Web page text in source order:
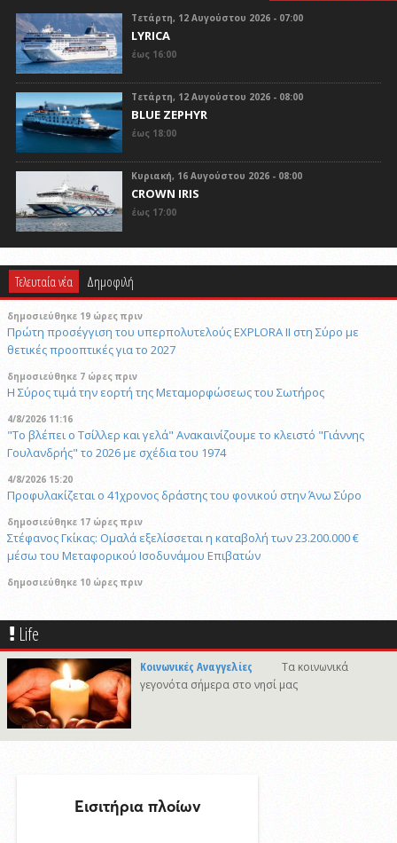
Τετάρτη, 12 Αυγούστου 2026 - 07:00
LYRICA
έως 16:00
Τετάρτη, 12 Αυγούστου 2026 - 08:00
BLUE ZEPHYR
έως 18:00
Κυριακή, 16 Αυγούστου 2026 - 08:00
CROWN IRIS
έως 17:00
Τελευταία νέα Δημοφιλή
δημοσιεύθηκε 19 ώρες πριν
Πρώτη προσέγγιση του υπερπολυτελούς EXPLORA II στη Σύρο με
θετικές προοπτικές για το 2027
δημοσιεύθηκε 7 ώρες πριν
Η Σύρος τιμά την εορτή της Μεταμορφώσεως του Σωτήρος
4/8/2026 11:16
"Το βλέπει ο Τσίλλερ και γελά" Ανακαινίζουμε το κλειστό "Γιάννης
Γουλανδρής" το 2026 με σχέδια του 1974
4/8/2026 15:20
Προφυλακίζεται ο 41χρονος δράστης του φονικού στην Άνω Σύρο
δημοσιεύθηκε 17 ώρες πριν
Στέφανος Γκίκας: Ομαλά εξελίσσεται η καταβολή των 23.200.000 €
μέσω του Μεταφορικού Ισοδυνάμου Επιβατών
δημοσιεύθηκε 10 ώρες πριν
29/4/2026 18:53
Συναγερμός στη Βόρεια Καρολίνα: Αναφορές για πολλούς νεκρούς και
τραυματίες μετά από πυροβολισμούς
δημοσιεύθηκε 13 ώρες πριν
Σχολή Προπονητών UEFA C στη Σύρο
δημοσιεύθηκε 18 ώρες πριν
To κρυφό στολίδι των Μικρών Κυκλάδων σε Video
Life
Κοινωνικές Αναγγελίες
Τα κοινωνικά
γεγονότα σήμερα στο νησί μας